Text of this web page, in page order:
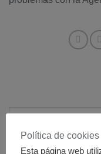
CATEGORÍAS
Política de cookies
Esta página web